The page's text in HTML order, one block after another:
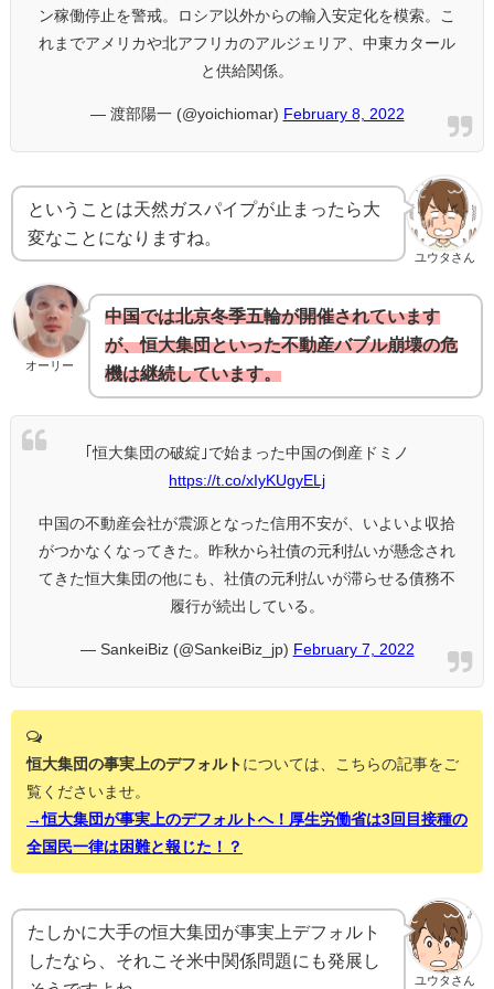
ン稼働停止を警戒。ロシア以外からの輸入安定化を模索。こ
れまでアメリカや北アフリカのアルジェリア、中東カタール
と供給関係。
— 渡部陽一 (@yoichiomar) February 8, 2022
ユウタさん
ということは天然ガスパイプが止まったら大
変なことになりますね。
オーリー
中国では北京冬季五輪が開催されています
が、恒大集団といった不動産バブル崩壊の危
機は継続しています。
｢恒大集団の破綻｣で始まった中国の倒産ドミノ
https://t.co/xIyKUgyELj
中国の不動産会社が震源となった信用不安が、いよいよ収拾
がつかなくなってきた。昨秋から社債の元利払いが懸念され
てきた恒大集団の他にも、社債の元利払いが滞らせる債務不
履行が続出している。
— SankeiBiz (@SankeiBiz_jp) February 7, 2022
恒大集団の事実上のデフォルト については、こちらの記事をご
覧くださいませ。
→恒大集団が事実上のデフォルトへ！厚生労働省は3回目接種の
全国民一律は困難と報じた！？
ユウタさん
たしかに大手の恒大集団が事実上デフォルト
したなら、それこそ米中関係問題にも発展し